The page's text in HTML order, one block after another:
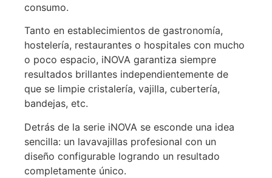
consumo.
Tanto en establecimientos de gastronomía,
hostelería, restaurantes o hospitales con mucho
o poco espacio, iNOVA garantiza siempre
resultados brillantes independientemente de
que se limpie cristalería, vajilla, cubertería,
bandejas, etc.
Detrás de la serie iNOVA se esconde una idea
sencilla: un lavavajillas profesional con un
diseño configurable logrando un resultado
completamente único.